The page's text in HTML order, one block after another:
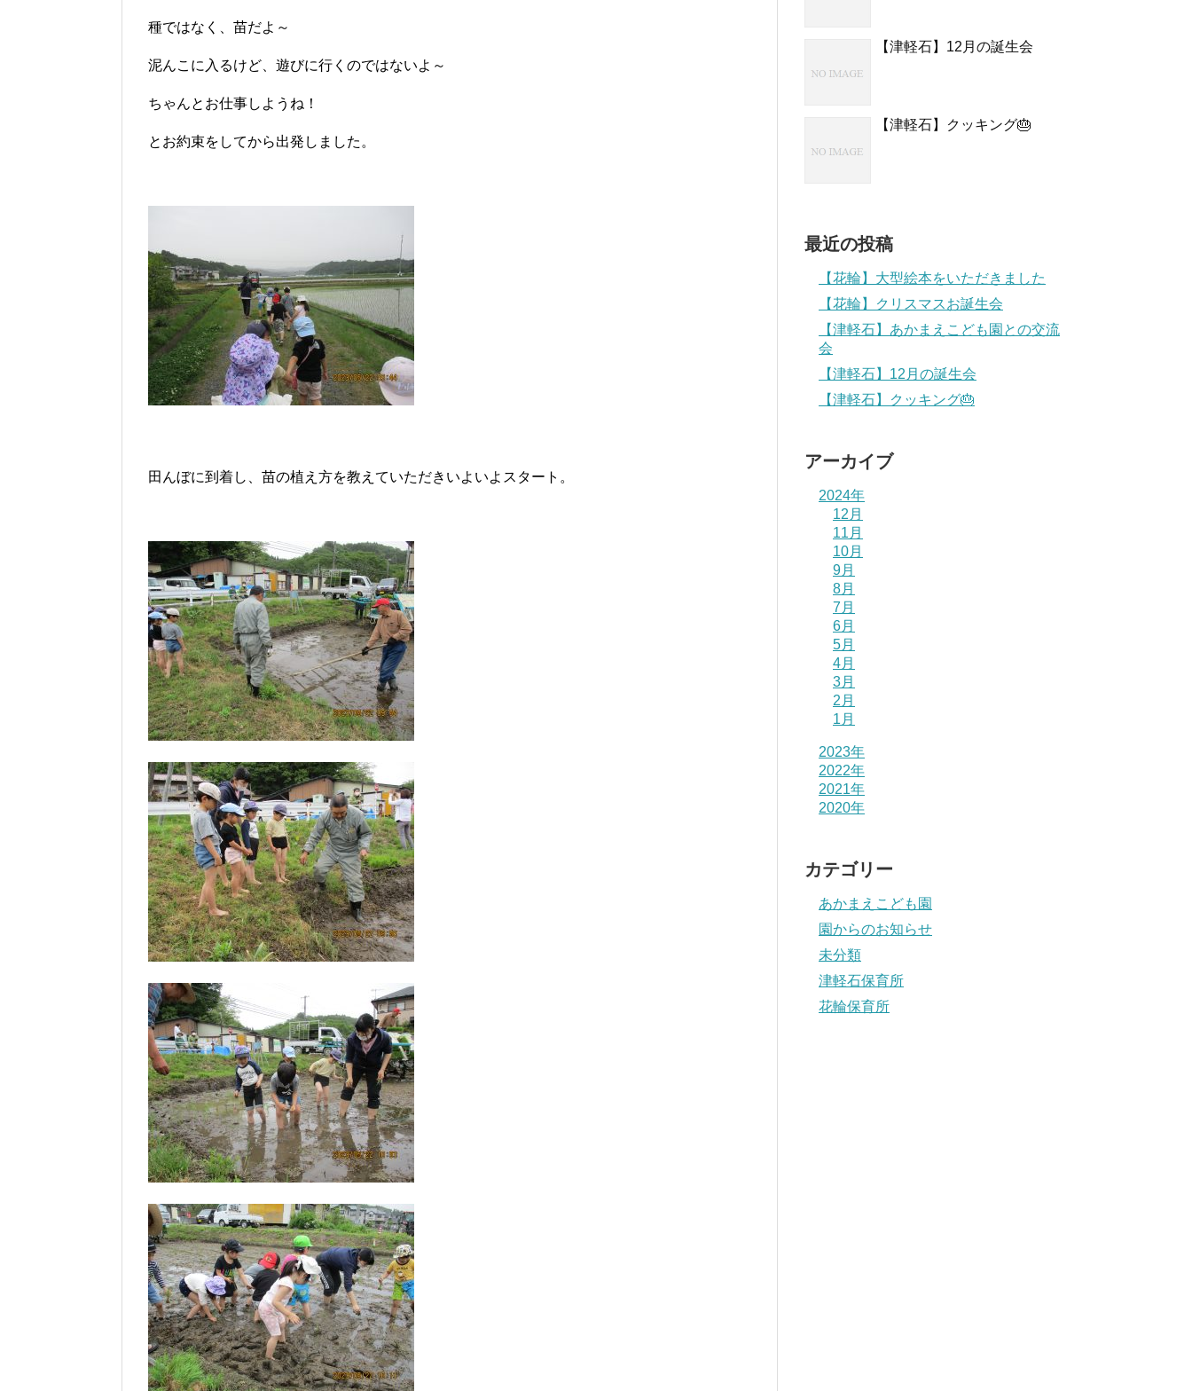
種ではなく、苗だよ～
泥んこに入るけど、遊びに行くのではないよ～
ちゃんとお仕事しようね！
とお約束をしてから出発しました。
田んぼに到着し、苗の植え方を教えていただきいよいよスタート。
【津軽石】12月の誕生会
【津軽石】クッキング🎂
最近の投稿
【花輪】大型絵本をいただきました
【花輪】クリスマスお誕生会
【津軽石】あかまえこども園との交流
会
【津軽石】12月の誕生会
【津軽石】クッキング🎂
アーカイブ
2024年
12月
11月
10月
9月
8月
7月
6月
5月
4月
3月
2月
1月
2023年
2022年
2021年
2020年
カテゴリー
あかまえこども園
園からのお知らせ
未分類
津軽石保育所
花輪保育所